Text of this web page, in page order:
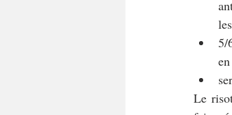
5/
Le